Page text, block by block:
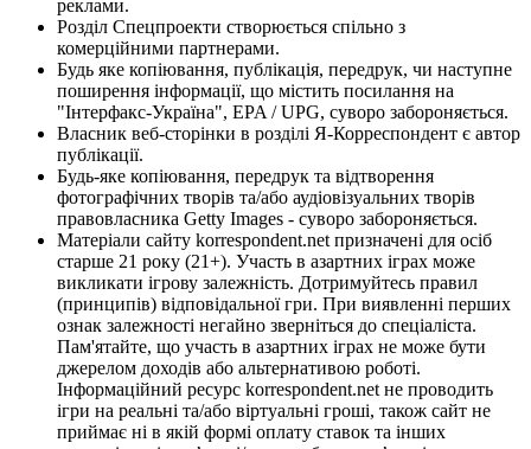
реклами.
Розділ Спецпроекти створюється спільно з
комерційними партнерами.
Будь яке копіювання, публікація, передрук, чи наступне
поширення інформації, що містить посилання на
"Інтерфакс-Україна", EPA / UPG, суворо забороняється.
Власник веб-сторінки в розділі Я-Корреспондент є автор
публікації.
Будь-яке копіювання, передрук та відтворення
фотографічних творів та/або аудіовізуальних творів
правовласника Getty Images - суворо забороняється.
Матеріали сайту korrespondent.net призначені для осіб
старше 21 року (21+). Участь в азартних іграх може
викликати ігрову залежність. Дотримуйтесь правил
(принципів) відповідальної гри. При виявленні перших
ознак залежності негайно зверніться до спеціаліста.
Пам'ятайте, що участь в азартних іграх не може бути
джерелом доходів або альтернативою роботі.
Інформаційний ресурс korrespondent.net не проводить
ігри на реальні та/або віртуальні гроші, також сайт не
приймає ні в якій формі оплату ставок та інших